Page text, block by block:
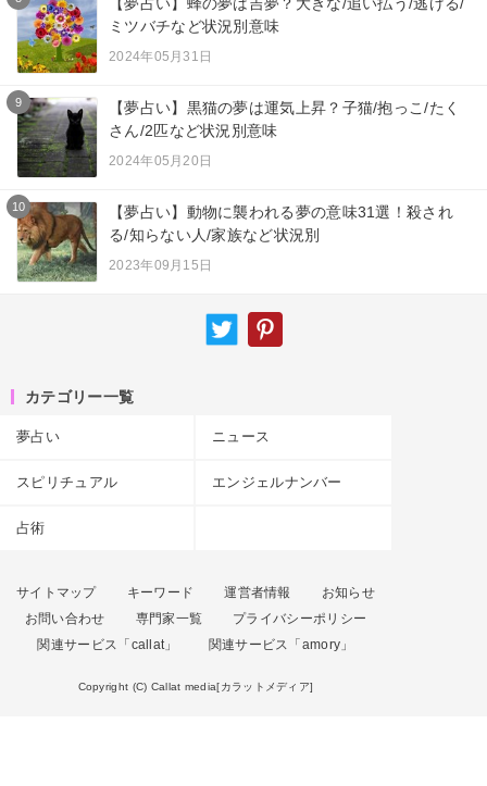
【夢占い】蜂の夢は吉夢？大きな/追い払う/逃げる/
ミツバチなど状況別意味
2024年05月31日
9
【夢占い】黒猫の夢は運気上昇？子猫/抱っこ/たく
さん/2匹など状況別意味
2024年05月20日
10
【夢占い】動物に襲われる夢の意味31選！殺され
る/知らない人/家族など状況別
2023年09月15日
カテゴリー一覧
夢占い ニュース
スピリチュアル エンジェルナンバー
占術
サイトマップ キーワード 運営者情報
お知らせ
お問い合わせ
専門家一覧
プライバシーポリシー
関連サービス「callat」
関連サービス「amory」
Copyright (C) Callat media[カラットメディア]